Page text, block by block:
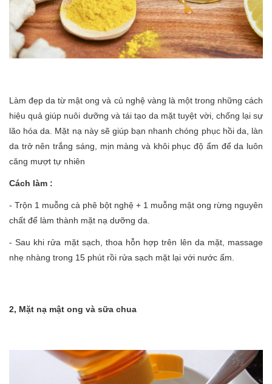
Làm đẹp da từ mật ong và củ nghệ vàng là một trong những cách
hiệu quả giúp nuôi dưỡng và tái tạo da mặt tuyệt vời, chống lại sự
lão hóa da. Mặt nạ này sẽ giúp bạn nhanh chóng phục hồi da, làn
da trở nên trắng sáng, mịn màng và khôi phục độ ẩm để da luôn
căng mượt tự nhiên
Cách làm :
- Trộn 1 muỗng cà phê bột nghệ + 1 muỗng mật ong rừng nguyên
chất để làm thành mặt nạ dưỡng da.
- Sau khi rửa mặt sạch, thoa hỗn hợp trên lên da mặt, massage
nhẹ nhàng trong 15 phút rồi rửa sạch mặt lại với nước ấm.
2, Mặt nạ mật ong và sữa chua